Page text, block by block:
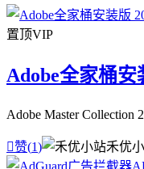
置顶VIP
Adobe全家桶安
Adobe Master
赞(1) 禾优